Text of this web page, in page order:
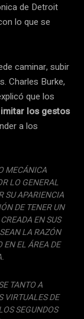
de Detroit
lo que se
caminar, subir
Charles Burke,
que los
los gestos
a los
MECÁNICA
LO GENERAL
SU APARIENCIA
DE TENER UN
EN SUS
LA RAZÓN
EN EL ÁREA DE
TANTO A
VIRTUALES DE
SEGUNDOS